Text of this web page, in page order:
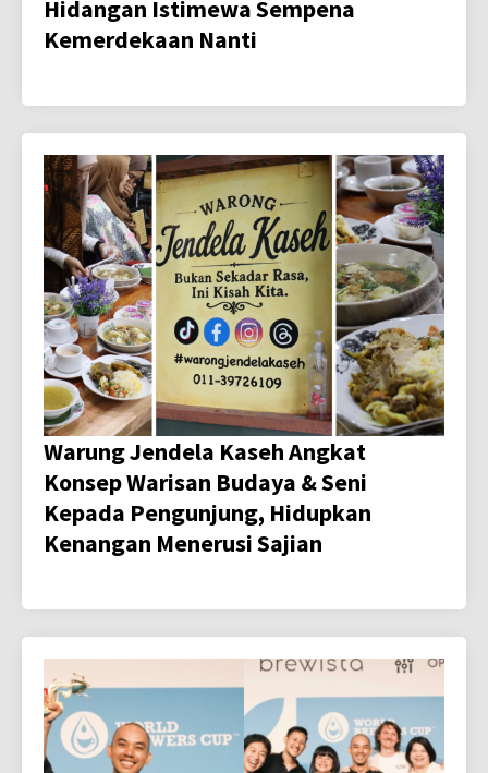
Hidangan Istimewa Sempena
Kemerdekaan Nanti
Warung Jendela Kaseh Angkat
Konsep Warisan Budaya & Seni
Kepada Pengunjung, Hidupkan
Kenangan Menerusi Sajian